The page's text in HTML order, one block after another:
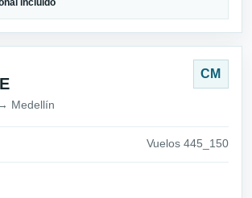
incluido
Medellín
CM
Vuelos 445_150